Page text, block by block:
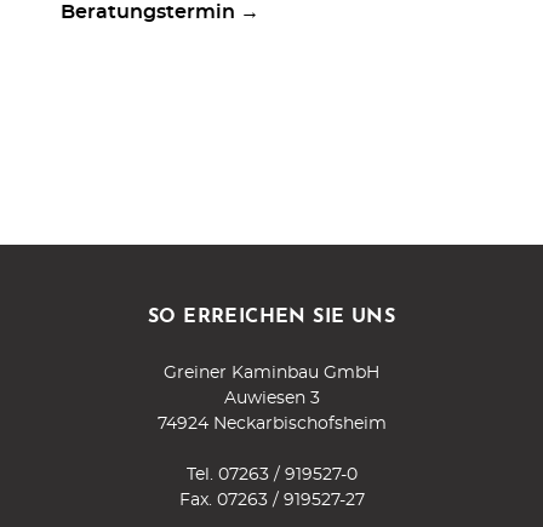
Beratungstermin →
SO ERREICHEN SIE UNS
Greiner Kaminbau GmbH
Auwiesen 3
74924 Neckarbischofsheim
Tel. 07263 / 919527-0
Fax. 07263 / 919527-27